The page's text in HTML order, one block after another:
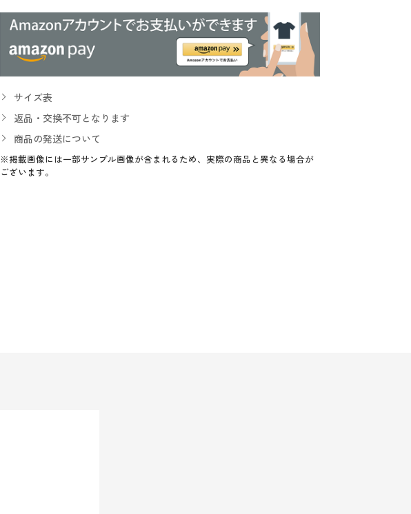
サイズ表
返品・交換不可となります
商品の発送について
※掲載画像には一部サンプル画像が含まれるため、実際の商品と異なる場合が
ございます。